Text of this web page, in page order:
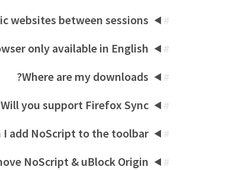
#
websites between sessions?
#
only available in English?
#
Where are my downloads?
#
Will you support Firefox Sync?
#
I add NoScript to the toolbar?
#
NoScript & uBlock Origin?